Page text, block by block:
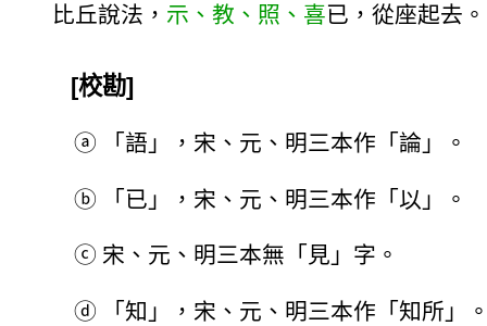
比丘說法， 示、教、照、喜已，從座起去。
[校勘]
ⓐ 「語」，宋、元、明三本作「論」。
ⓑ 「已」，宋、元、明三本作「以」。
ⓒ 宋、元、明三本無「見」字。
ⓓ 「知」，宋、元、明三本作「知所」